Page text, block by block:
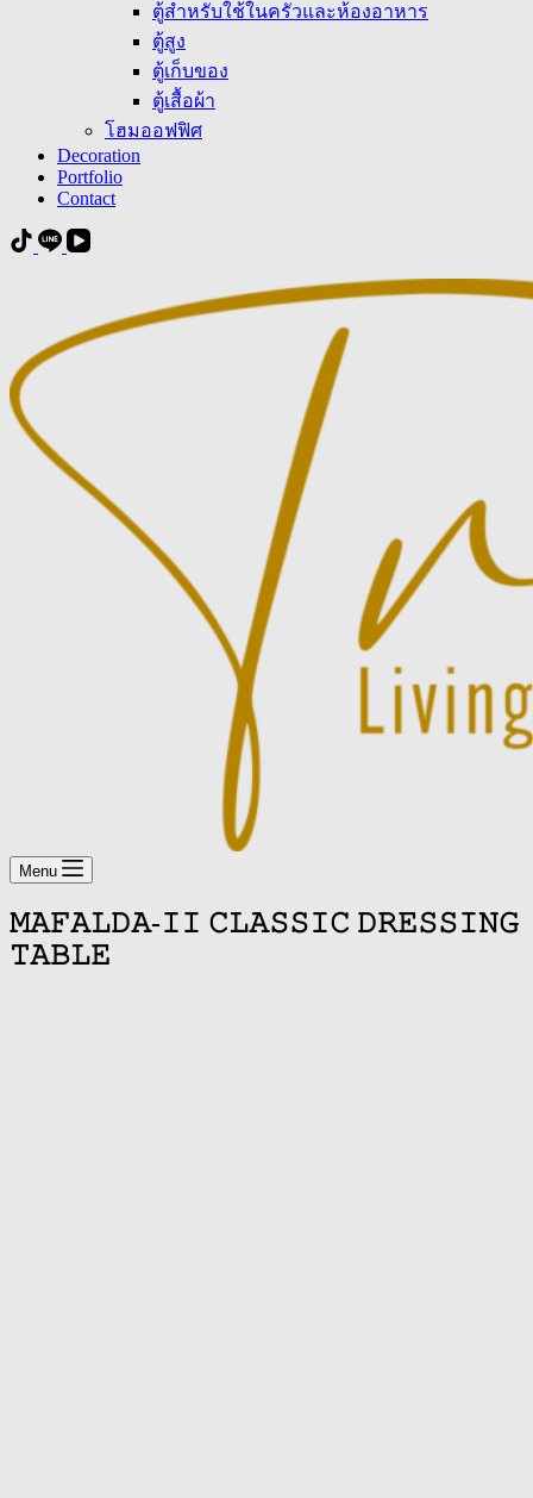
ตู้สำหรับใช้ในครัวและห้องอาหาร
ตู้สูง
ตู้เก็บของ
ตู้เสื้อผ้า
โฮมออฟฟิศ
Decoration
Portfolio
Contact
Menu
𝙼𝙰𝙵𝙰𝙻𝙳𝙰-𝙸𝙸 𝙲𝙻𝙰𝚂𝚂𝙸𝙲 𝙳𝚁𝙴𝚂𝚂𝙸𝙽𝙶
𝚃𝙰𝙱𝙻𝙴